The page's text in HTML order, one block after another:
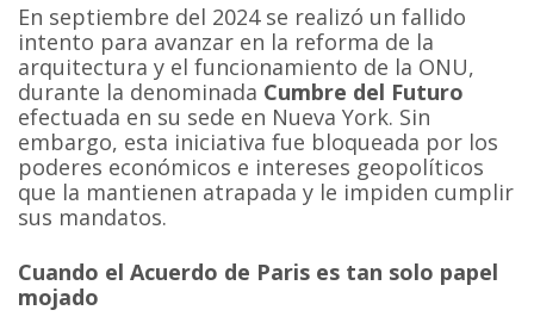
En septiembre del 2024 se realizó un fallido
intento para avanzar en la reforma de la
arquitectura y el funcionamiento de la ONU,
durante la denominada Cumbre del Futuro
efectuada en su sede en Nueva York. Sin
embargo, esta iniciativa fue bloqueada por los
poderes económicos e intereses geopolíticos
que la mantienen atrapada y le impiden cumplir
sus mandatos.
Cuando el Acuerdo de Paris es tan solo papel
mojado